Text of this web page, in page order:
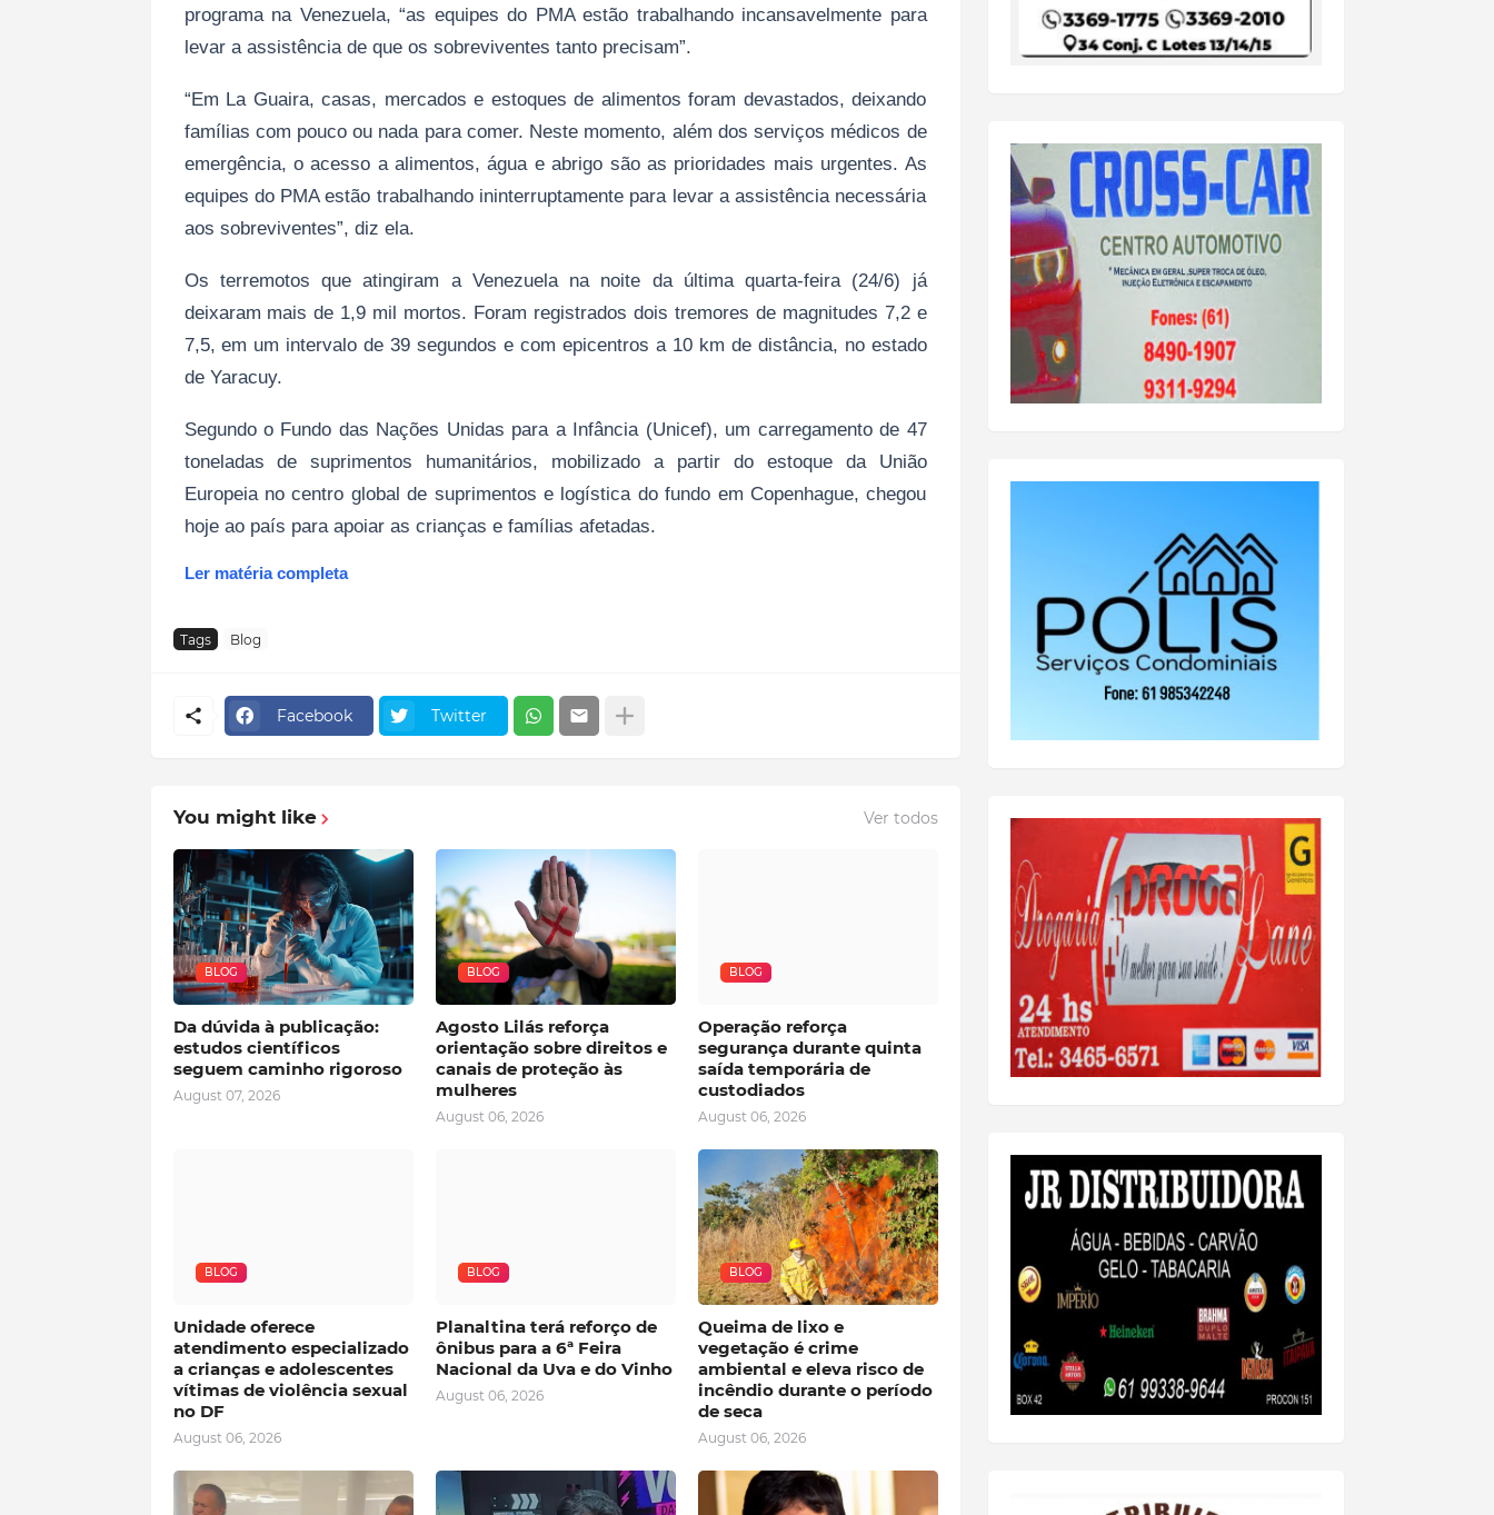
programa na Venezuela, “as equipes do PMA estão trabalhando incansavelmente para
levar a assistência de que os sobreviventes tanto precisam”.
“Em La Guaira, casas, mercados e estoques de alimentos foram devastados, deixando
famílias com pouco ou nada para comer. Neste momento, além dos serviços médicos de
emergência, o acesso a alimentos, água e abrigo são as prioridades mais urgentes. As
equipes do PMA estão trabalhando ininterruptamente para levar a assistência necessária
aos sobreviventes”, diz ela.
Os terremotos que atingiram a Venezuela na noite da última quarta-feira (24/6) já
deixaram mais de 1,9 mil mortos. Foram registrados dois tremores de magnitudes 7,2 e
7,5, em um intervalo de 39 segundos e com epicentros a 10 km de distância, no estado
de Yaracuy.
Segundo o Fundo das Nações Unidas para a Infância (Unicef), um carregamento de 47
toneladas de suprimentos humanitários, mobilizado a partir do estoque da União
Europeia no centro global de suprimentos e logística do fundo em Copenhague, chegou
hoje ao país para apoiar as crianças e famílias afetadas.
Ler matéria completa
Tags Blog
Facebook Twitter
You might like Ver todos
BLOG
Da dúvida à publicação:
estudos científicos
seguem caminho rigoroso
August 07, 2026
BLOG
Agosto Lilás reforça
orientação sobre direitos e
canais de proteção às
mulheres
August 06, 2026
BLOG
Operação reforça
segurança durante quinta
saída temporária de
custodiados
August 06, 2026
BLOG
Unidade oferece
atendimento especializado
a crianças e adolescentes
vítimas de violência sexual
no DF
August 06, 2026
BLOG
Planaltina terá reforço de
ônibus para a 6ª Feira
Nacional da Uva e do Vinho
August 06, 2026
BLOG
Queima de lixo e
vegetação é crime
ambiental e eleva risco de
incêndio durante o período
de seca
August 06, 2026